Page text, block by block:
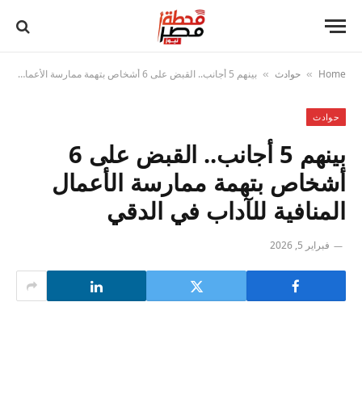
Home
» حوادث » بينهم 5 أجانب.. القبض على 6 أشخاص بتهمة ممارسة الأعمال المنافية للآداب في الدقي
حوادث
بينهم 5 أجانب.. القبض على 6
أشخاص بتهمة ممارسة الأعمال
المنافية للآداب في الدقي
فبراير 5, 2026